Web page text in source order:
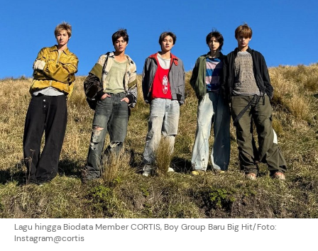
Lagu hingga Biodata Member CORTIS, Boy Group Baru Big Hit/Foto:
Instagram@cortis